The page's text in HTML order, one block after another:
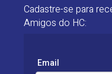
Cadastre-se para
Amigos do HC:
Email